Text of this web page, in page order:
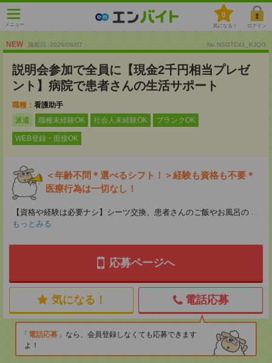
メニュー
0
気になる！ ログイン
NEW 掲載日 :2026/08/07 No.NSGTC41_KJQO
説明会参加で全員に【現金2千円相当プレゼ
ント】病院で患者さんの生活サポート
職種： 看護助手
派遣
職種未経験OK 社会人未経験OK ブランクOK
WEB登録・面接OK
＜年齢不問＊選べるシフト！＞経験も資格も不要＊
医療行為は一切なし！
【資格や経験は必要ナシ】シーツ交換、患者さんのご飯やお風呂の ...
もっとみる
応募ページへ
気になる！ 電話応募
電話応募
なら、会員登録しなくても応募できます
よ！